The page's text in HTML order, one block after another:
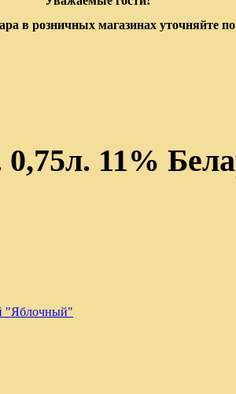
в розничных магазинах уточняйте
11%
"Яблочный"